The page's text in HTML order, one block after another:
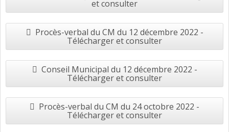
et consulter
Procès-verbal du CM du 12 décembre 2022 -
Télécharger et consulter
Conseil Municipal du 12 décembre 2022 -
Télécharger et consulter
Procès-verbal du CM du 24 octobre 2022 -
Télécharger et consulter